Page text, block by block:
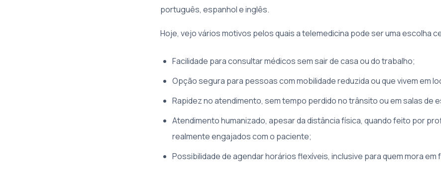
português, espanhol e inglês.
Hoje, vejo vários motivos pelos quais a telemedicina pode ser uma escolha
Facilidade para consultar médicos sem sair de casa ou do trabalho;
Opção segura para pessoas com mobilidade reduzida ou que vivem em
Rapidez no atendimento, sem tempo perdido no trânsito ou em salas de
Atendimento humanizado, apesar da distância física, quando feito por
realmente engajados com o paciente;
Possibilidade de agendar horários flexíveis, inclusive para quem mora